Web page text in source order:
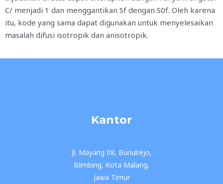
C/ menjadi 1 dan menggantikan Sf dengan S0f. Oleh karena
itu, kode yang sama dapat digunakan untuk menyelesaikan
masalah difusi isotropik dan anisotropik.
Kantor
Jl. Mayang 08, Bunulrejo,
Blimbing, Kota Malang,
Jawa Timur